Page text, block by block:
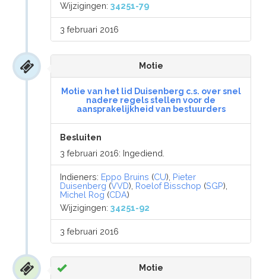
Wijzigingen:34251-79
3 februari 2016
Motie
Motie van het lid Duisenberg c.s. over snel
nadere regels stellen voor de
aansprakelijkheid van bestuurders
Besluiten
3 februari 2016: Ingediend.
Indieners: Eppo Bruins (CU), Pieter
Duisenberg (VVD), Roelof Bisschop (SGP),
Michel Rog (CDA)
Wijzigingen:34251-92
3 februari 2016
Motie